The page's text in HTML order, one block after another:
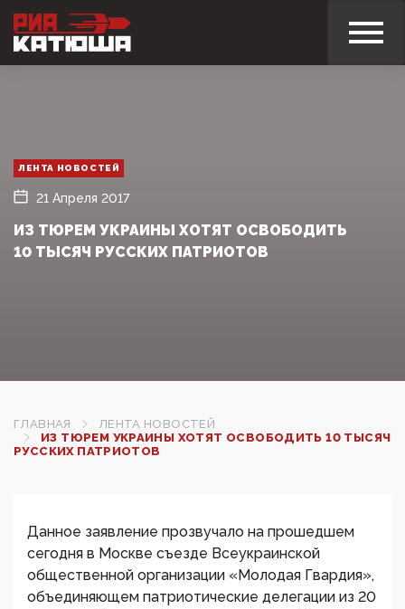
ЛЕНТА НОВОСТЕЙ
21 Апреля 2017
ИЗ ТЮРЕМ УКРАИНЫ ХОТЯТ ОСВОБОДИТЬ
10 ТЫСЯЧ РУССКИХ ПАТРИОТОВ
ГЛАВНАЯ
ЛЕНТА НОВОСТЕЙ
ИЗ ТЮРЕМ УКРАИНЫ ХОТЯТ ОСВОБОДИТЬ 10 ТЫСЯЧ
РУССКИХ ПАТРИОТОВ
Данное заявление прозвучало на прошедшем
сегодня в Москве съезде Всеукраинской
общественной организации «Молодая Гвардия»,
объединяющем патриотические делегации из 20